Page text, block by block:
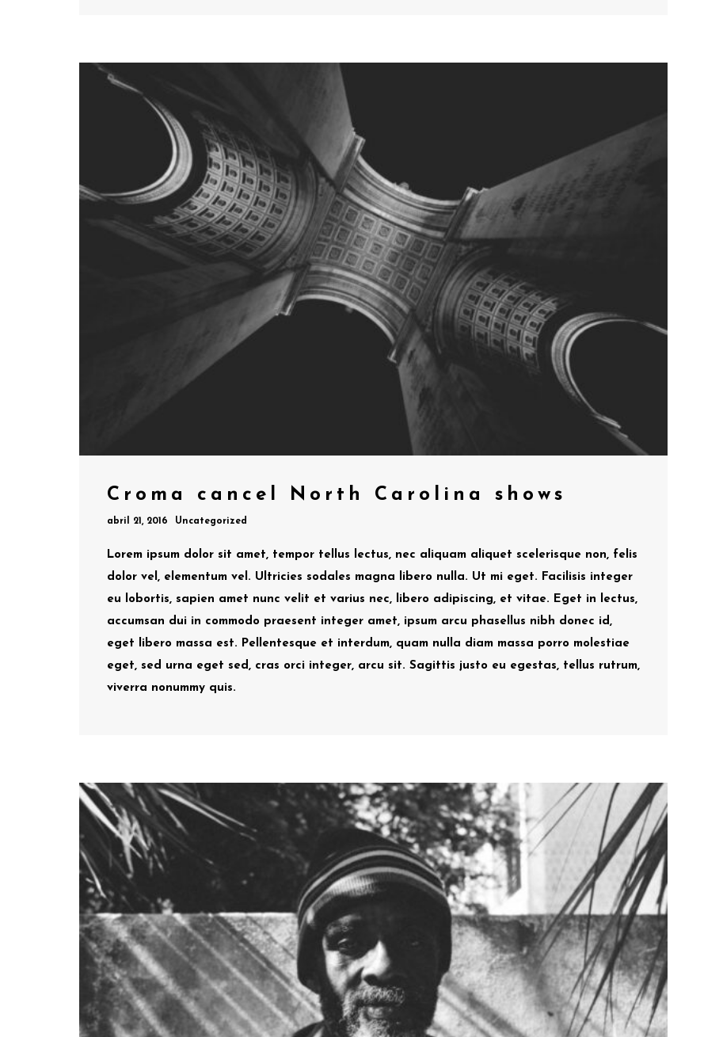
Croma cancel North Carolina shows
abril 21, 2016 Uncategorized
Lorem ipsum dolor sit amet, tempor tellus lectus, nec aliquam aliquet scelerisque non, felis
dolor vel, elementum vel. Ultricies sodales magna libero nulla. Ut mi eget. Facilisis integer
eu lobortis, sapien amet nunc velit et varius nec, libero adipiscing, et vitae. Eget in lectus,
accumsan dui in commodo praesent integer amet, ipsum arcu phasellus nibh donec id,
eget libero massa est. Pellentesque et interdum, quam nulla diam massa porro molestiae
eget, sed urna eget sed, cras orci integer, arcu sit. Sagittis justo eu egestas, tellus rutrum,
viverra nonummy quis.